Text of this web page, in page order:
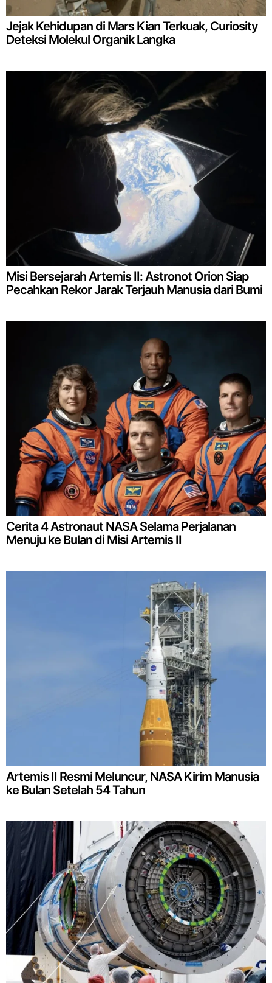
Jejak Kehidupan di Mars Kian Terkuak, Curiosity
Deteksi Molekul Organik Langka
Misi Bersejarah Artemis II: Astronot Orion Siap
Pecahkan Rekor Jarak Terjauh Manusia dari Bumi
Cerita 4 Astronaut NASA Selama Perjalanan
Menuju ke Bulan di Misi Artemis II
Artemis II Resmi Meluncur, NASA Kirim Manusia
ke Bulan Setelah 54 Tahun